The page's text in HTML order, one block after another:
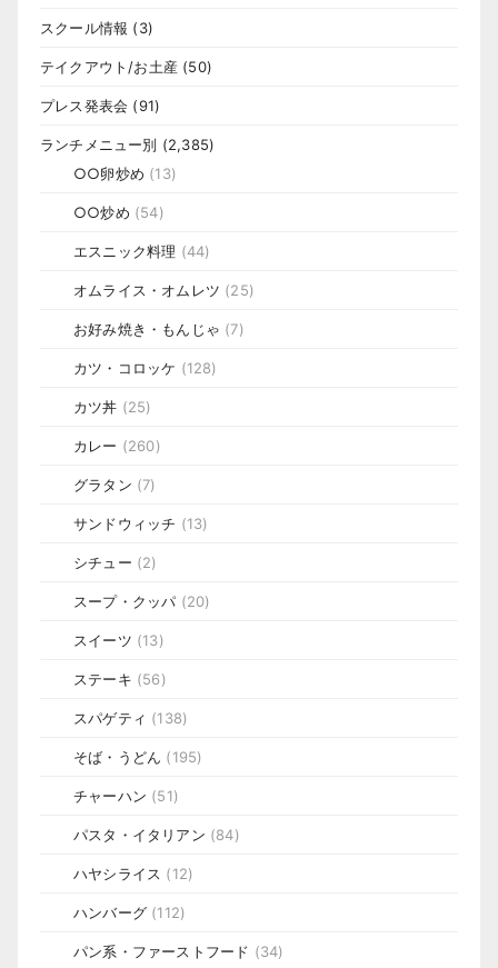
スクール情報 (3)
テイクアウト/お土産 (50)
プレス発表会 (91)
ランチメニュー別 (2,385)
○○卵炒め (13)
○○炒め (54)
エスニック料理 (44)
オムライス・オムレツ (25)
お好み焼き・もんじゃ (7)
カツ・コロッケ (128)
カツ丼 (25)
カレー (260)
グラタン (7)
サンドウィッチ (13)
シチュー (2)
スープ・クッパ (20)
スイーツ (13)
ステーキ (56)
スパゲティ (138)
そば・うどん (195)
チャーハン (51)
パスタ・イタリアン (84)
ハヤシライス (12)
ハンバーグ (112)
パン系・ファーストフード (34)